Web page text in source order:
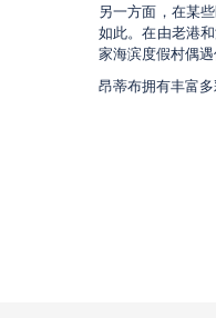
另一方面，在某
如此。在由老港
家海滨度假村偶遇
昂蒂布拥有丰富